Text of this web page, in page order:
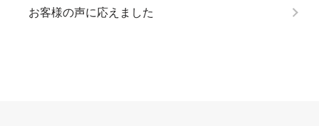
お客様の声に応えました